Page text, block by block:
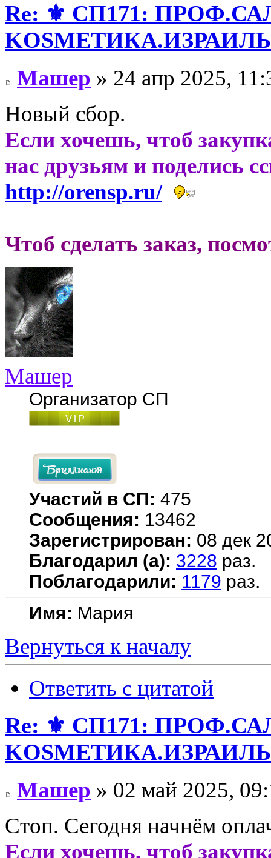
Re: ⚜️ СП171:
KОSMЕТИКA.ИЗРАИЛЬ!
Машер » 24 апр 2025,
Новый сбор.
Если хочешь, чтоб
нас друзьям и поделись
http://orensp.ru/
Чтоб сделать заказ,
Машер
Организатор СП
Участий в СП: 475
Сообщения: 13462
Зарегистрирован: 08 дек
Благодарил (а): 3228 раз.
Поблагодарили: 1179 раз.
Имя: Мария
Вернуться к началу
Ответить с цитатой
Re: ⚜️ СП171:
KОSMЕТИКA.ИЗРАИЛЬ!
Машер » 02 май 2025,
Стоп. Сегодня начнём
Если хочешь, чтоб